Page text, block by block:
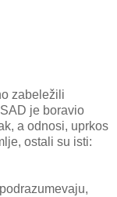
zabeležili
je boravio
a odnosi, uprkos
ostali su isti: